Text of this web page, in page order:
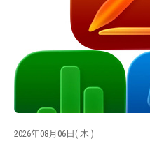
2026年08月06日( 木 )